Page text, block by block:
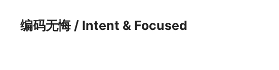
编码无悔 / Intent & Focused